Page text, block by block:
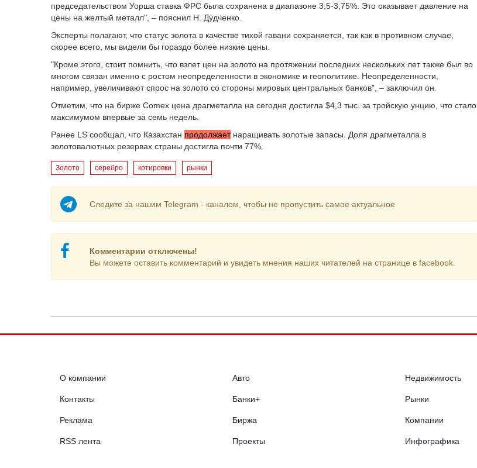
председательством Уорша ставка ФРС была сохранена в диапазоне 3,5-3,75%. Это оказывает давление на
цены на желтый металл", – пояснил Н. Дудченко.
Эксперты полагают, что статус золота в качестве тихой гавани сохраняется, так как в противном случае,
скорее всего, мы видели бы гораздо более низкие цены.
"Кроме этого, стоит помнить, что взлет цен на золото на протяжении последних нескольких лет также был во
многом связан именно с ростом неопределенности в экономике и геополитике. Неопределенности,
например, увеличивают спрос на золото со стороны мировых центральных банков", – заключил он.
Отметим, что на бирже Comex цена драгметалла на сегодня достигла $4,3 тыс. за тройскую унцию, что стало
максимумом впервые за семь недель.
Ранее LS сообщал, что Казахстан продолжаетнаращивать золотые запасы. Доля драгметалла в
золотовалютных резервах страны достигла почти 77%.
Золото серебро котировки рынки
Следите за нашим Telegram - каналом, чтобы не пропустить самое актуальное
Комментарии отключены!
Вы можете оставить комментарий и увидеть мнения наших читателей на странице в facebook.
О компании
Контакты
Реклама
RSS лента
Авто
Банки+
Биржа
Проекты
Недвижимость
Рынки
Компании
Инфографика